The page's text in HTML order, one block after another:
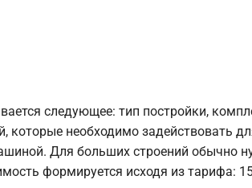
следующее: тип постройки,
которые необходимо задействовать
Для больших строений обычно
формируется исходя из тарифа: